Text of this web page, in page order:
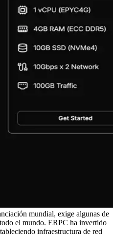
mundial, exige algunas de
el mundo. ERPC ha invertido
infraestructura de red